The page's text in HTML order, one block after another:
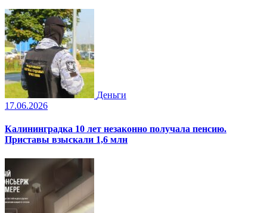
Деньги
17.06.2026
Калининградка 10 лет незаконно получала пенсию.
Приставы взыскали 1,6 млн